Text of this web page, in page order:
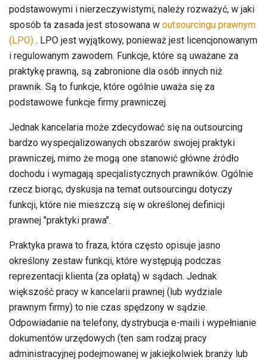
podstawowymi i nierzeczywistymi, należy rozważyć, w jaki
sposób ta zasada jest stosowana w outsourcingu prawnym
(LPO) . LPO jest wyjątkowy, ponieważ jest licencjonowanym
i regulowanym zawodem. Funkcje, które są uważane za
praktykę prawną, są zabronione dla osób innych niż
prawnik. Są to funkcje, które ogólnie uważa się za
podstawowe funkcje firmy prawniczej.
Jednak kancelaria może zdecydować się na outsourcing
bardzo wyspecjalizowanych obszarów swojej praktyki
prawniczej, mimo że mogą one stanowić główne źródło
dochodu i wymagają specjalistycznych prawników. Ogólnie
rzecz biorąc, dyskusja na temat outsourcingu dotyczy
funkcji, które nie mieszczą się w określonej definicji
prawnej "praktyki prawa".
Praktyka prawa to fraza, która często opisuje jasno
określony zestaw funkcji, które występują podczas
reprezentacji klienta (za opłatą) w sądach. Jednak
większość pracy w kancelarii prawnej (lub wydziale
prawnym firmy) to nie czas spędzony w sądzie.
Odpowiadanie na telefony, dystrybucja e-maili i wypełnianie
dokumentów urzędowych (ten sam rodzaj pracy
administracyjnej podejmowanej w jakiejkolwiek branży lub